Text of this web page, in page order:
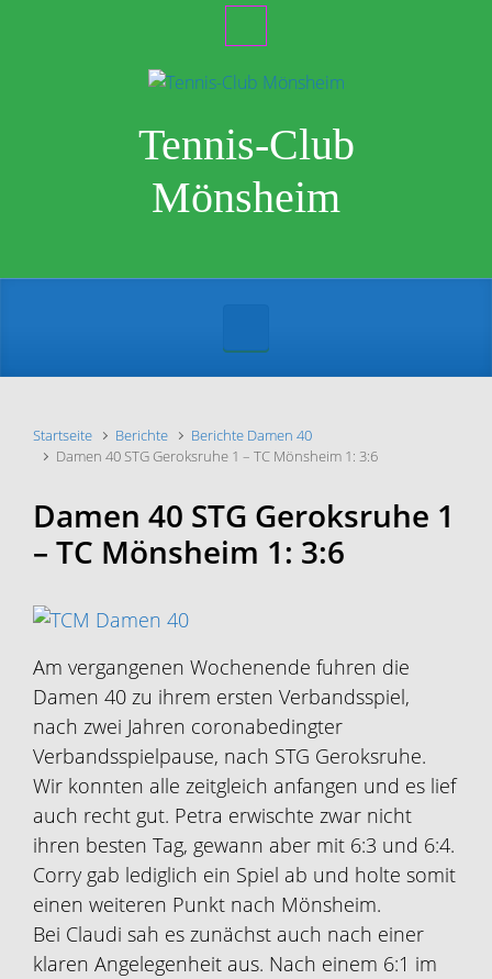
Tennis-Club
Mönsheim
Startseite Berichte
Berichte Damen 40
Damen 40 STG Geroksruhe 1 – TC Mönsheim 1: 3:6
Damen 40 STG Geroksruhe 1
– TC Mönsheim 1: 3:6
Am vergangenen Wochenende fuhren die
Damen 40 zu ihrem ersten Verbandsspiel,
nach zwei Jahren coronabedingter
Verbandsspielpause, nach STG Geroksruhe.
Wir konnten alle zeitgleich anfangen und es lief
auch recht gut. Petra erwischte zwar nicht
ihren besten Tag, gewann aber mit 6:3 und 6:4.
Corry gab lediglich ein Spiel ab und holte somit
einen weiteren Punkt nach Mönsheim.
Bei Claudi sah es zunächst auch nach einer
klaren Angelegenheit aus. Nach einem 6:1 im